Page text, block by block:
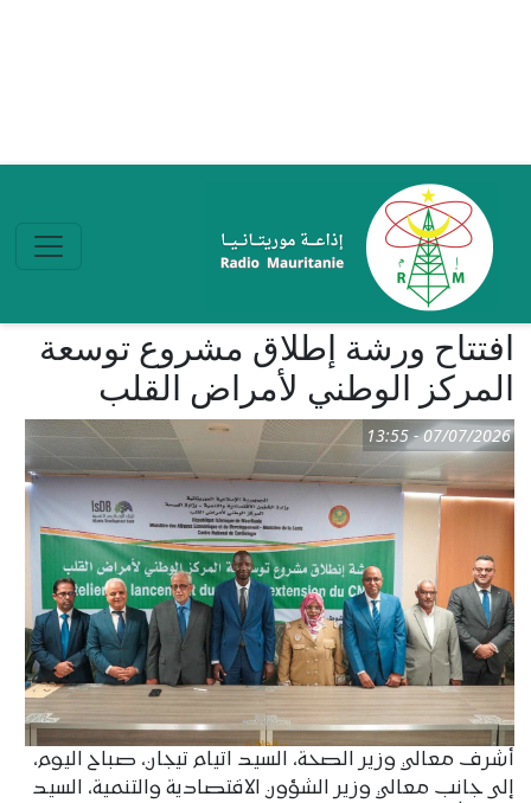
افتتاح ورشة إطلاق مشروع توسعة
المركز الوطني لأمراض القلب
07/07/2026 - 13:55
أشرف معالي وزير الصحة، السيد اتيام تيجان، صباح اليوم،
إلى جانب معالي وزير الشؤون الاقتصادية والتنمية، السيد